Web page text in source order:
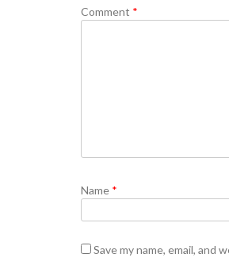
Comment *
Name *
Save my name, email,